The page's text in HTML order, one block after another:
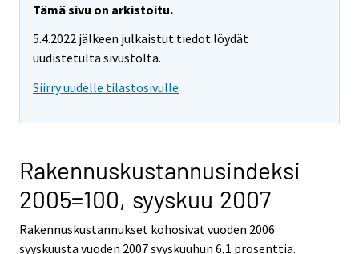
Tämä sivu on arkistoitu.
5.4.2022 jälkeen julkaistut tiedot löydät
uudistetulta sivustolta.
Siirry uudelle tilastosivulle
Rakennuskustannusindeksi
2005=100, syyskuu 2007
Rakennuskustannukset kohosivat vuoden 2006
syyskuusta vuoden 2007 syyskuuhun 6,1 prosenttia.